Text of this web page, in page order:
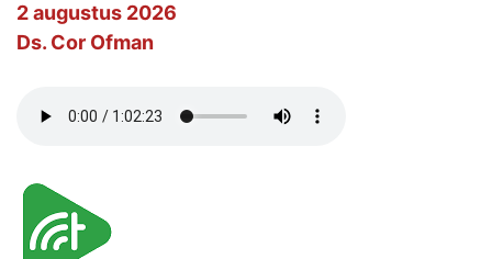
2 augustus 2026
Ds. Cor Ofman